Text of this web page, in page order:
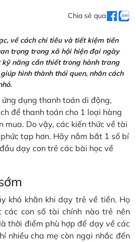
Chia sẻ qua
về cách chi tiêu và tiết kiệm tiền
trọng trong xã hội hiện đại ngày
kỹ năng cần thiết trong hành trang
hình thành thói quen, nhân cách
dụng thanh toán di động,
để thanh toán cho 1 loại hàng
mua. Do vậy, các kiến thức về tài
tạp hơn. Hãy nắm bắt 1 số bí
dạy con trẻ các bài học về
khó khăn khi dạy trẻ về tiền. Họ
các con số tài chính nào trẻ nên
thời điểm phù hợp để dạy về các
nhiều cha mẹ còn ngại nhắc đến